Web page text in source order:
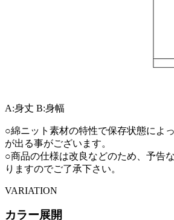
A:身丈 B:身幅
○綿ニット素材の特性で保存状態によ
が出る事がございます。
○商品の仕様は改良などのため、予告
りますのでご了承下さい。
VARIATION
カラー展開